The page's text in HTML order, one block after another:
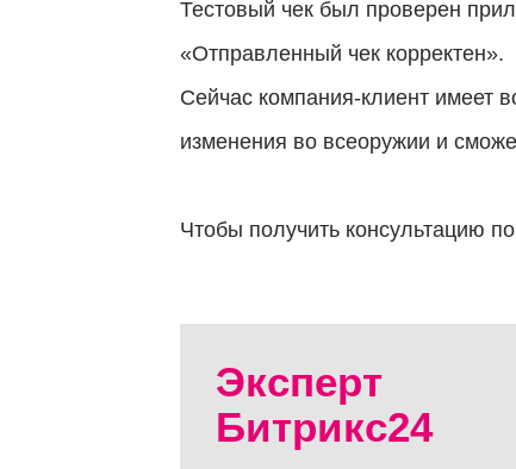
Тестовый чек был проверен
«Отправленный чек корректен».
Сейчас компания-клиент имеет
изменения во всеоружии и
Чтобы получить консультацию
Эксперт
Битрикс24
отправлена
свяжемся